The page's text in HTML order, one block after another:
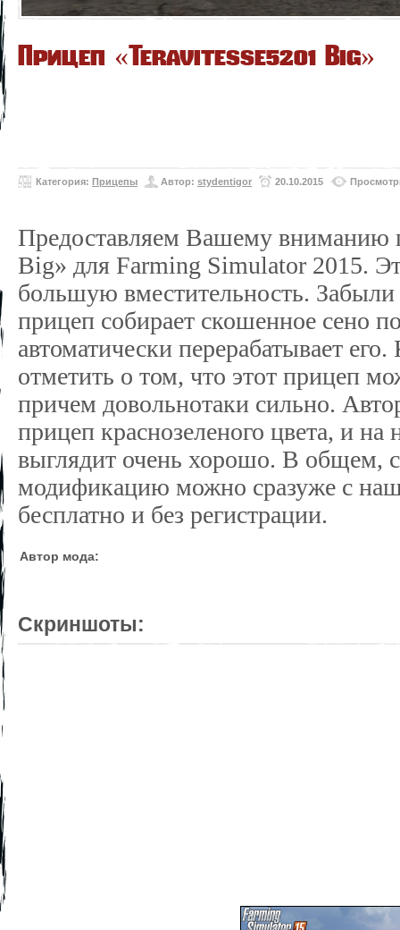
Прицеп «Teravitesse5201 Big»
Категория: Прицепы Автор: stydentigor 20.10.2015
Предоставляем Вашему вниманию
Big» для Farming Simulator 2015.
большую вместительность. Забыли
прицеп собирает скошенное сено
автоматически перерабатывает
отметить о том, что этот прицеп
причем довольно­таки сильно.
прицеп красно­зеленого цвета, и на
выглядит очень хорошо. В общем,
модификацию можно сразу­же с
бесплатно и без регистрации.
Автор мода:
Скриншоты: